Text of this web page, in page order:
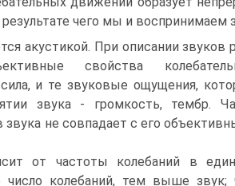
результате чего мы и воспринимаем
акустикой. При описании звуков
свойства
и те звуковые ощущения,
звука - громкость, тембр.
звука не совпадает с его
от частоты колебаний в
колебаний, тем выше звук;